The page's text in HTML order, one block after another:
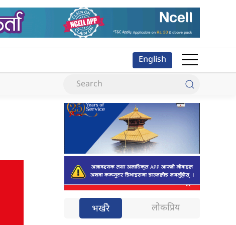
English
भर्खरै लोकप्रिय